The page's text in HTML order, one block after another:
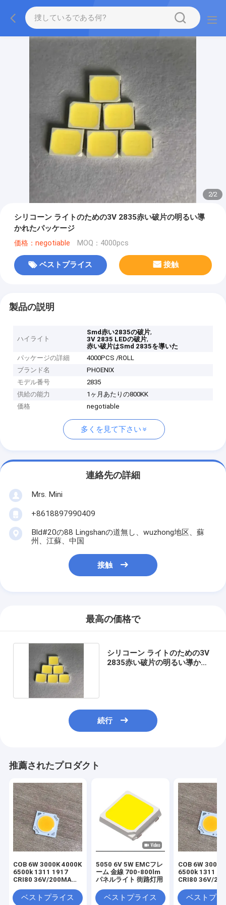
2/2
シリコーン ライトのための3V 2835赤い破片の明るい導
かれたパッケージ
価格：negotiable MOQ：4000pcs
ベストプライス 接触
製品の説明
ハイライト
Smd赤い2835の破片,
3V 2835 LEDの破片,
赤い破片はSmd 2835を導いた
パッケージの詳細
4000PCS /ROLL
ブランド名
PHOENIX
モデル番号
2835
供給の能力
1ヶ月あたりの800KK
価格
negotiable
多くを見て下さい
連絡先の詳細
Mrs. Mini
+8618897990409
Bld#20の88 Lingshanの道無し、wuzhong地区、蘇
州、江蘇、中国
接触
最高の価格で
シリコーン ライトのための3V
2835赤い破片の明るい導かれ
続行
推薦されたプロダクト
COB 6W 3000K 4000K
6500k 1311 1917
CRI80 36V/200MA
FACTORY PANEL
LIGHT
ベストプライス
5050 6V 5W EMCフレ
ーム 金線 700-800lm
パネルライト 街路灯用
ベストプライス
COB 6W
6500k 1311
CRI80 36V/
めにベストプラ